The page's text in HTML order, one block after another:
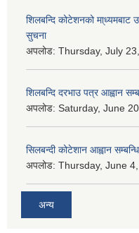
शिलबन्दि कोटेशनको मा्ध्यमबाट
सुचना
अपलोड: Thursday, July
शिलबन्दि दरभाउ पत्र आह्वान
अपलोड: Saturday, June
सिलबन्दी कोटेशान आह्वान
अपलोड: Thursday, June
अन्य